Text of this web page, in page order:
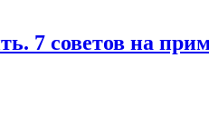
7 советов на